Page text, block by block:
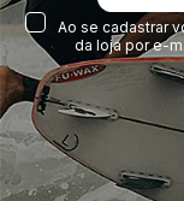
Ao se cadastrar
da loja por e-